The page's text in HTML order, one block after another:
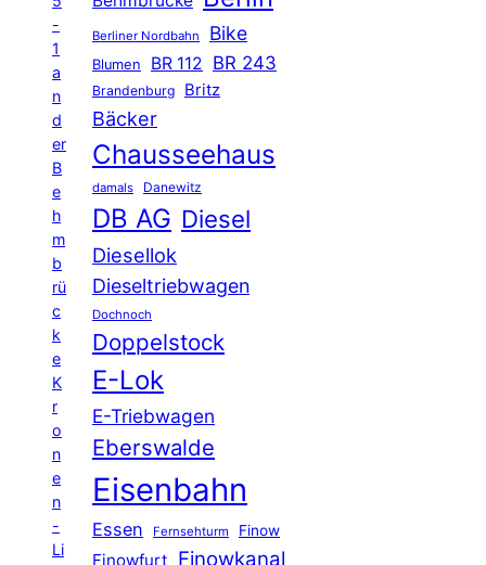
-
1
a
n
d
er
B
e
h
m
b
rü
c
k
e
K
r
o
n
e
n
-
Li
Berliner Nordbahn Bike
Blumen BR 112 BR 243
Brandenburg Britz
Bäcker
Chausseehaus
damals Danewitz
DB AG Diesel
Diesellok
Dieseltriebwagen
Dochnoch
Doppelstock
E-Lok
E-Triebwagen
Eberswalde
Eisenbahn
Essen Fernsehturm Finow
Finowfurt Finowkanal